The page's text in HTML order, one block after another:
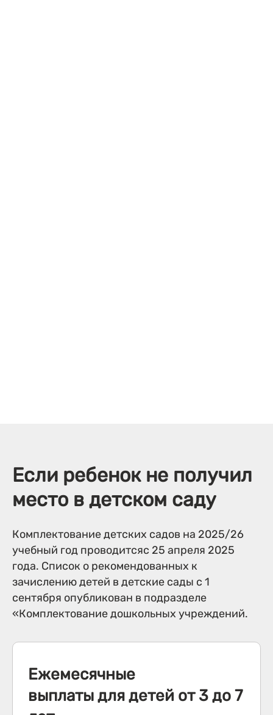
Если ребенок не получил
место в детском саду
Комплектование детских садов на 2025/26
учебный год проводитсяс 25 апреля 2025
года. Список о рекомендованных к
зачислению детей в детские сады с 1
сентября опубликован в подразделе
«Комплектование дошкольных учреждений.
Ежемесячные
выплаты для детей от 3 до 7